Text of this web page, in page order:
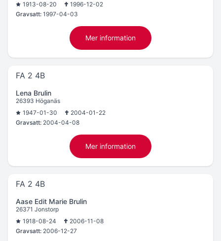
1913-08-20
1996-12-02
Gravsatt: 1997-04-03
Mer information
FA 2 4B
Lena Brulin
26393 Höganäs
1947-01-30
2004-01-22
Gravsatt: 2004-04-08
Mer information
FA 2 4B
Aase Edit Marie Brulin
26371 Jonstorp
1918-08-24
2006-11-08
Gravsatt: 2006-12-27